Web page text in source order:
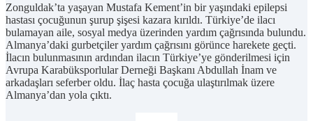
Zonguldak’ta yaşayan Mustafa Kement’in bir yaşındaki epilepsi
hastası çocuğunun şurup şişesi kazara kırıldı. Türkiye’de ilacı
bulamayan aile, sosyal medya üzerinden yardım çağrısında bulundu.
Almanya’daki gurbetçiler yardım çağrısını görünce harekete geçti.
İlacın bulunmasının ardından ilacın Türkiye’ye gönderilmesi için
Avrupa Karabüksporlular Derneği Başkanı Abdullah İnam ve
arkadaşları seferber oldu. İlaç hasta çocuğa ulaştırılmak üzere
Almanya’dan yola çıktı.